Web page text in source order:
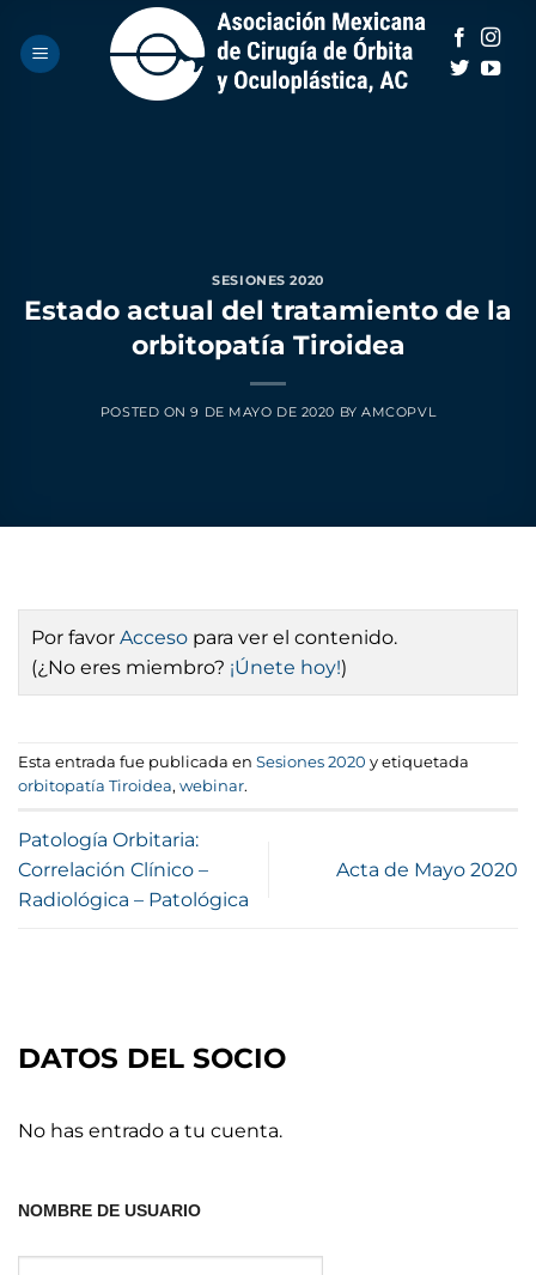
contenido
SESIONES 2020
Estado actual del tratamiento de la
orbitopatía Tiroidea
POSTED ON9 DE MAYO DE 2020 BYAMCOPVL
Por favor Acceso para ver el contenido.
(¿No eres miembro? ¡Únete hoy!)
Esta entrada fue publicada en Sesiones 2020 y etiquetada
orbitopatía Tiroidea, webinar.
Patología Orbitaria:
Correlación Clínico –
Radiológica – Patológica
Acta de Mayo 2020
DATOS DEL SOCIO
No has entrado a tu cuenta.
NOMBRE DE USUARIO